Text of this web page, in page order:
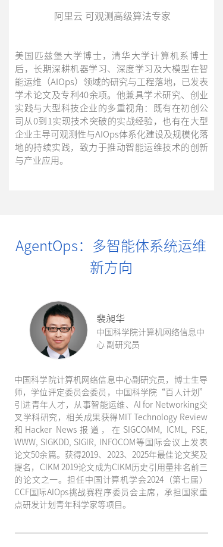
阿里云 可观测高级算法专家
美国匹兹堡大学博士，清华大学计算机系博士
后，长期深耕机器学习、深度学习及大模型在智
能运维（AIOps）领域的研究与工程落地，已发表
学术论文及专利40余项。他兼具学术研究、创业
实践与大型科技企业的多重视角：既有在初创公
司从0到1实现技术突破的实战经验，也有在大型
企业主导可观测性与AIOps体系化建设及规模化落
地的持续实践，致力于推动智能运维技术的创新
与产业应用。
裴昶华
中国科学院计算机网络信息中
心 副研究员
中国科学院计算机网络信息中心副研究员，博士生导
师，学位评定委员会委员，中国科学院“百人计划”
引进青年人才，从事智能运维、AI for Networking交
叉学科研究，相关成果获得MIT Technology Review
和Hacker News报道，在SIGCOMM, ICML, FSE,
WWW, SIGKDD, SIGIR, INFOCOM等国际会议上发表
论文50余篇。获得2019、2023、2025年最佳论文奖及
提名，CIKM 2019论文成为CIKM历史引用量排名前三
的论文之一。担任中国计算机学会2024（第七届）
CCF国际AIOps挑战赛程序委员会主席，承担国家重
点研发计划青年科学家等项目。
AgentOps：多智能体系统运维
新方向